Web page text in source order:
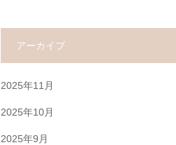
アーカイブ
2025年11月
2025年10月
2025年9月